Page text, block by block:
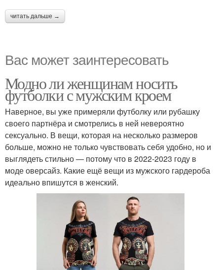
читать дальше →
Вас может заинтересовать
Модно ли женщинам носить
футболки с мужским кроем
Наверное, вы уже примеряли футболку или рубашку
своего партнёра и смотрелись в ней невероятно
сексуально. В вещи, которая на несколько размеров
больше, можно не только чувствовать себя удобно, но и
выглядеть стильно — потому что в 2022-2023 году в
моде оверсайз. Какие ещё вещи из мужского гардероба
идеально впишутся в женский.